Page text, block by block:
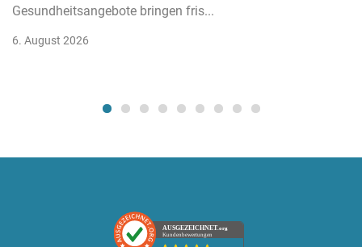
Gesundheitsangebote bringen fris...
6. August 2026
AUSGEZEICHNET.org
Kundenbewertungen